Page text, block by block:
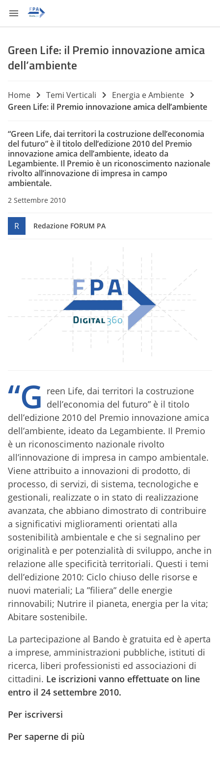
Green Life: il Premio innovazione amica
dell’ambiente
Home Temi Verticali
Energia e Ambiente
Green Life: il Premio innovazione amica dell’ambiente
“Green Life, dai territori la costruzione dell’economia
del futuro” è il titolo dell’edizione 2010 del Premio
innovazione amica dell’ambiente, ideato da
Legambiente. Il Premio è un riconoscimento nazionale
rivolto all’innovazione di impresa in campo
ambientale.
2 Settembre 2010
R Redazione FORUM PA
“G reen Life, dai territori la costruzione
dell’economia del futuro” è il titolo
dell’edizione 2010 del Premio innovazione amica
dell’ambiente, ideato da Legambiente. Il Premio
è un riconoscimento nazionale rivolto
all’innovazione di impresa in campo ambientale.
Viene attribuito a innovazioni di prodotto, di
processo, di servizi, di sistema, tecnologiche e
gestionali, realizzate o in stato di realizzazione
avanzata, che abbiano dimostrato di contribuire
a significativi miglioramenti orientati alla
sostenibilità ambientale e che si segnalino per
originalità e per potenzialità di sviluppo, anche in
relazione alle specificità territoriali. Questi i temi
dell’edizione 2010: Ciclo chiuso delle risorse e
nuovi materiali; La ”filiera” delle energie
rinnovabili; Nutrire il pianeta, energia per la vita;
Abitare sostenibile.
La partecipazione al Bando è gratuita ed è aperta
a imprese, amministrazioni pubbliche, istituti di
ricerca, liberi professionisti ed associazioni di
cittadini. Le iscrizioni vanno effettuate on line
entro il 24 settembre 2010.
Per iscriversi
Per saperne di più